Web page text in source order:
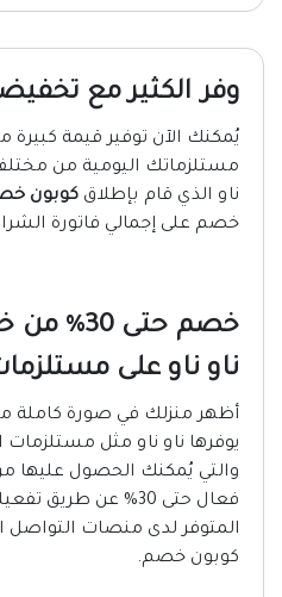
وفر الكثير مع
يُمكنك الآن توفير قيمة كبيرة
مستلزماتك اليومية من
ناو الذي قام بإطلاق كوبون
خصم على إجمالي فاتورة
خصم حتى
ناو ناو على
أظهر منزلك في صورة كاملة
يوفرها ناو ناو مثل مستلزمات
والتي يُمكنك الحصول عليها
فعال حتى 30% عن
المتوفر لدى منصات التواصل
كوبون خصم.